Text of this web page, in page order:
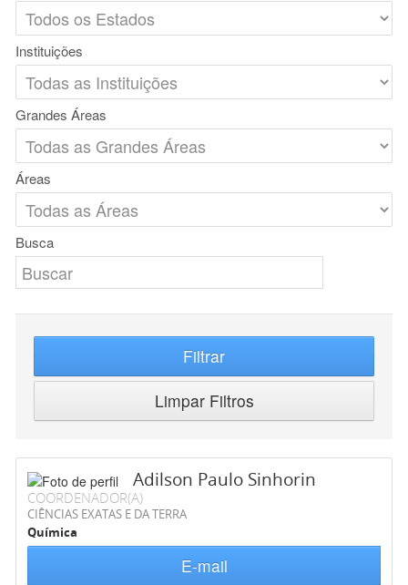
Instituições
Grandes Áreas
Áreas
Busca
Filtrar
Limpar Filtros
Adilson Paulo Sinhorin
COORDENADOR(A)
CIÊNCIAS EXATAS E DA TERRA
Química
E-mail